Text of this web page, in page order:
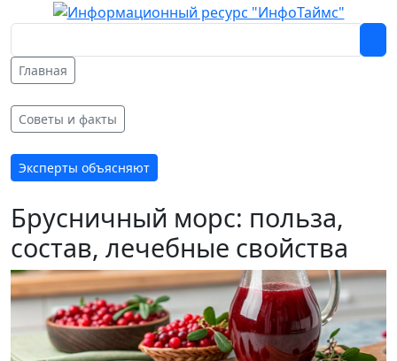
Главная
Советы и факты
Эксперты объясняют
Брусничный морс: польза,
состав, лечебные свойства